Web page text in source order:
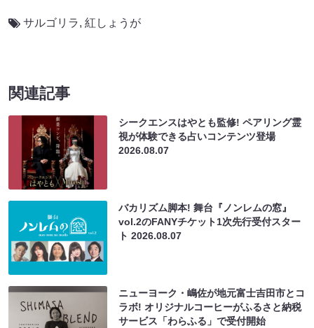
サルゴリラ, 紅しょうが
関連記事
シークエンスはやとも監修! ペアリング霊
視が体験できる占いコンテンツ登場
2026.08.07
バカリズム脚本! 舞台『ノンレムの窓』
vol.2のFANYチケット1次先行受付スター
ト2026.08.07
ニューヨーク・嶋佐が地元富士吉田市とコ
ラボ! オリジナルコーヒーがふるさと納税
サービス「わらふる」で受付開始